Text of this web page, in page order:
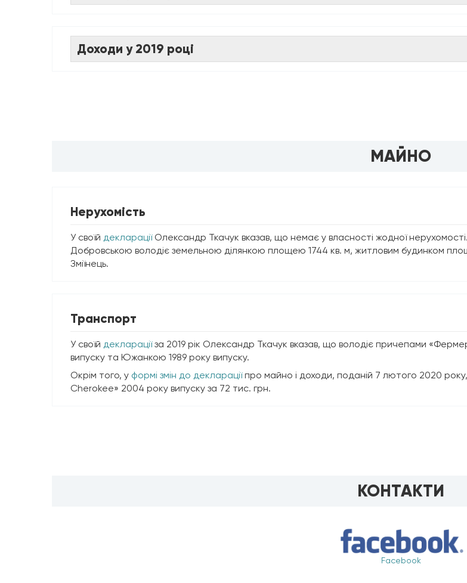
Доходи у 2019 році
МАЙНО
Нерухомість
У своїй деклараціїОлександр Ткачук вказав, що немає у власності жодної
Добровською володіє земельною ділянкою площею 1744 кв. м, житловим будинком
Зміїнець.
Транспорт
У своїй деклараціїза 2019 рік Олександр Ткачук вказав, що володіє причепами
випуску та Южанкою 1989 року випуску.
Окрім того, у формі змін до деклараціїпро майно і доходи, поданій 7 лютого 2020
Cherokee» 2004 року випуску за 72 тис. грн.
КОНТАКТИ
Facebook